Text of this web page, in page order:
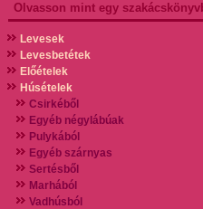
Olvasson mint egy
Levesek
Levesbetétek
Előételek
Húsételek
Csirkéből
Egyéb négylábúak
Pulykából
Egyéb szárnyas
Sertésből
Marhából
Vadhúsból